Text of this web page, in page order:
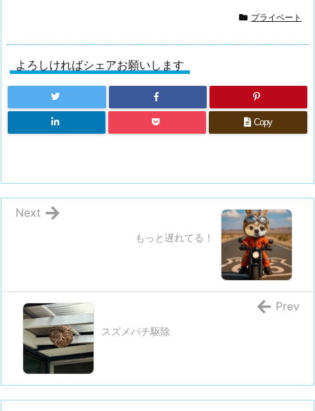
プライベート
よろしければシェアお願いします
Copy
もっと遅れてる！
Next
スズメバチ駆除
Prev